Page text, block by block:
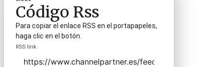
Código Rss
Para copiar el enlace RSS en el portapapeles,
haga clic en el botón.
RSS link